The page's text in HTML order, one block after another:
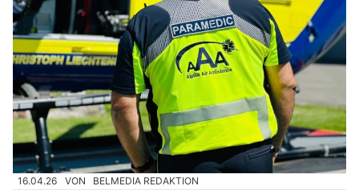
16.04.26 VON BELMEDIA REDAKTION